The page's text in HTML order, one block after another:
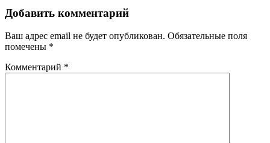
записям
Добавить комментарий
Ваш адрес email не будет опубликован. Обязательные поля
помечены *
Комментарий *